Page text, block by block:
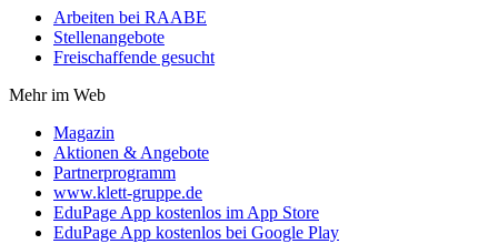
Arbeiten bei RAABE
Stellenangebote
Freischaffende gesucht
Mehr im Web
Magazin
Aktionen & Angebote
Partnerprogramm
www.klett-gruppe.de
EduPage App kostenlos im App Store
EduPage App kostenlos bei Google Play